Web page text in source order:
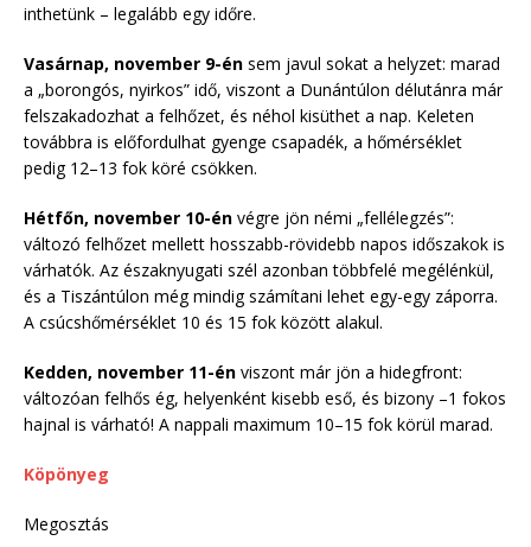
inthetünk – legalább egy időre.
Vasárnap, november 9-én sem javul sokat a helyzet: marad
a „borongós, nyirkos” idő, viszont a Dunántúlon délutánra már
felszakadozhat a felhőzet, és néhol kisüthet a nap. Keleten
továbbra is előfordulhat gyenge csapadék, a hőmérséklet
pedig 12–13 fok köré csökken.
Hétfőn, november 10-én végre jön némi „fellélegzés”:
változó felhőzet mellett hosszabb-rövidebb napos időszakok is
várhatók. Az északnyugati szél azonban többfelé megélénkül,
és a Tiszántúlon még mindig számítani lehet egy-egy záporra.
A csúcshőmérséklet 10 és 15 fok között alakul.
Kedden, november 11-én viszont már jön a hidegfront:
változóan felhős ég, helyenként kisebb eső, és bizony –1 fokos
hajnal is várható! A nappali maximum 10–15 fok körül marad.
Köpönyeg
Megosztás